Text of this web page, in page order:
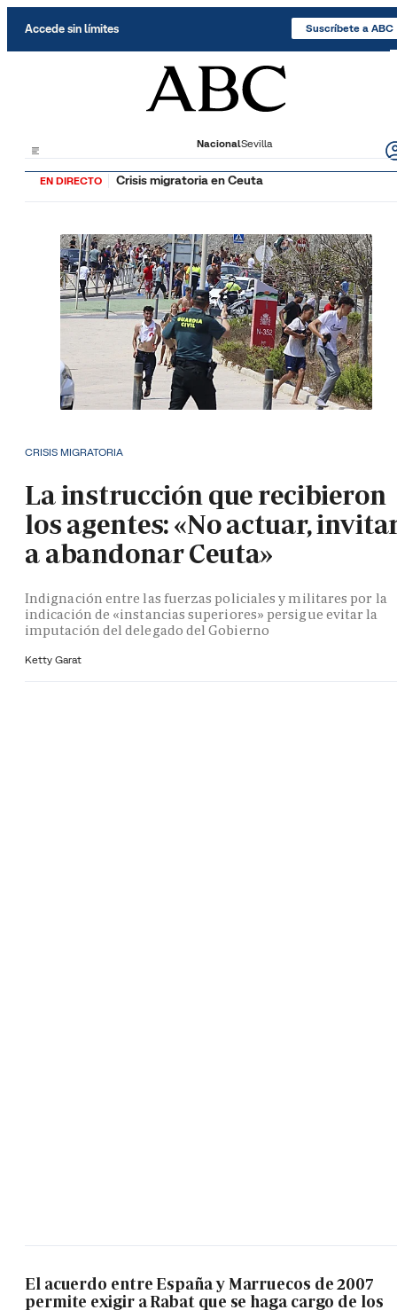
Accede sin límites Suscríbete a ABC
NacionalSevilla
EN DIRECTO Crisis migratoria en Ceuta
CRISIS MIGRATORIA
La instrucción que recibieron
los agentes: «No actuar,
a abandonar Ceuta»
Indignación entre las fuerzas policiales y militares por la
indicación de «instancias superiores» persigue evitar la
imputación del delegado del Gobierno
Ketty Garat
El acuerdo entre España y Marruecos de 2007
permite exigir a Rabat que se haga cargo de los